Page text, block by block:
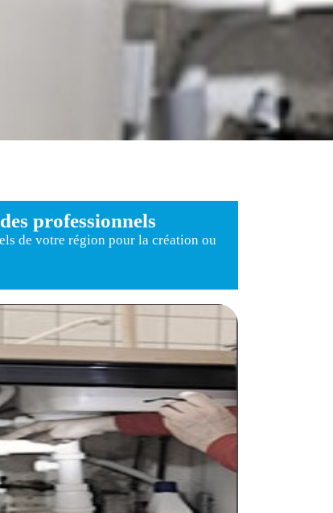
professionnels
de votre région pour la création ou